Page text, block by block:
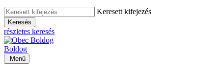
Keresett kifejezés
Keresés
részletes keresés
Boldog
Menü